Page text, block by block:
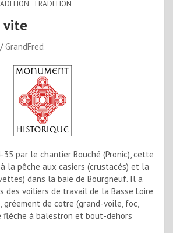
TRADITION
vite
GrandFred
par le chantier Bouché (Pronic), cette
la pêche aux casiers (crustacés) et la
dans la baie de Bourgneuf. Il a
des voiliers de travail de la Basse Loire
de cotre (grand-voile, foc,
flèche à balestron et bout-dehors